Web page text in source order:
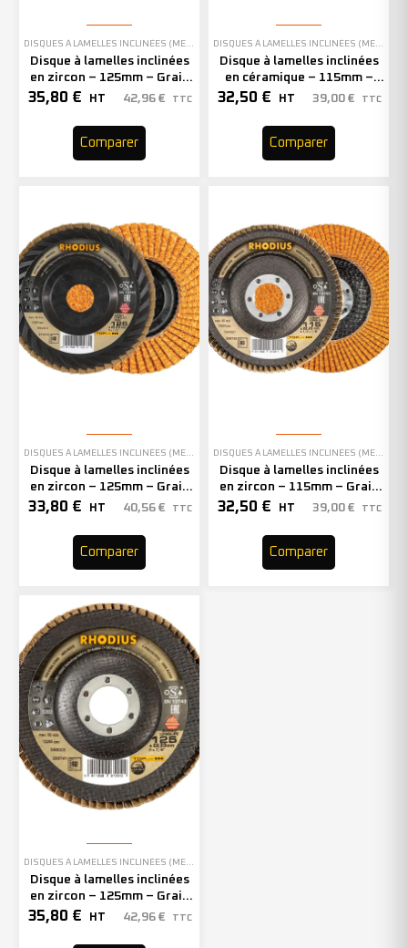
Disque à lamelles inclinées
en zircon – 125mm – Grain
80 – 208742 (x10)
35,80 € HT 42,96 € TTC
Comparer
Disque à lamelles inclinées
en céramique – 115mm –
Grain 40 – 208743 (x10)
32,50 € HT 39,00 € TTC
Comparer
Disque à lamelles inclinées
en zircon – 125mm – Grain
40 – 211410 (x10)
33,80 € HT 40,56 € TTC
Comparer
Disque à lamelles inclinées
en zircon – 115mm – Grain
80 – 208739 (x10)
32,50 € HT 39,00 € TTC
Comparer
Disque à lamelles inclinées
en zircon – 125mm – Grain
60 – 208741 (x10)
35,80 € HT 42,96 € TTC